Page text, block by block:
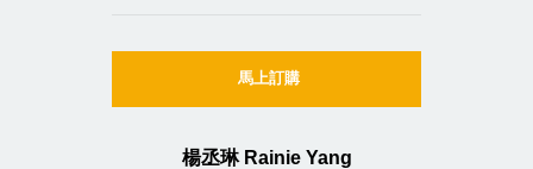
馬上訂購
楊丞琳 Rainie Yang